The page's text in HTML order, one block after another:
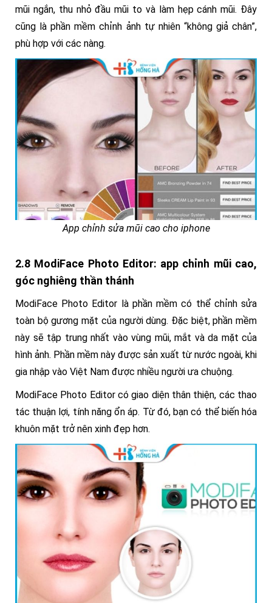
mũi ngắn, thu nhỏ đầu mũi to và làm hẹp cánh mũi. Đây
cũng là phần mềm chỉnh ảnh tự nhiên “không giả chân”,
phù hợp với các nàng.
App chỉnh sửa mũi cao cho iphone
2.8 ModiFace Photo Editor: app chỉnh mũi cao,
góc nghiêng thần thánh
ModiFace Photo Editor là phần mềm có thể chỉnh sửa
toàn bộ gương mặt của người dùng. Đặc biệt, phần mềm
này sẽ tập trung nhất vào vùng mũi, mắt và da mặt của
hình ảnh. Phần mềm này được sản xuất từ nước ngoài, khi
gia nhập vào Việt Nam được nhiều người ưa chuộng.
ModiFace Photo Editor có giao diện thân thiện, các thao
tác thuận lợi, tính năng ổn áp. Từ đó, bạn có thể biến hóa
khuôn mặt trở nên xinh đẹp hơn.